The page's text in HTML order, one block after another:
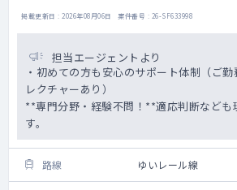
掲載更新日 : 2026年08月06日 案件番号 : 26-SF633998
担当エージェントより
・初めての方も安心のサポート体制（ご
レクチャーあり）
**専門分野・経験不問！**適応判断なども
す。
路線 ゆいレール線